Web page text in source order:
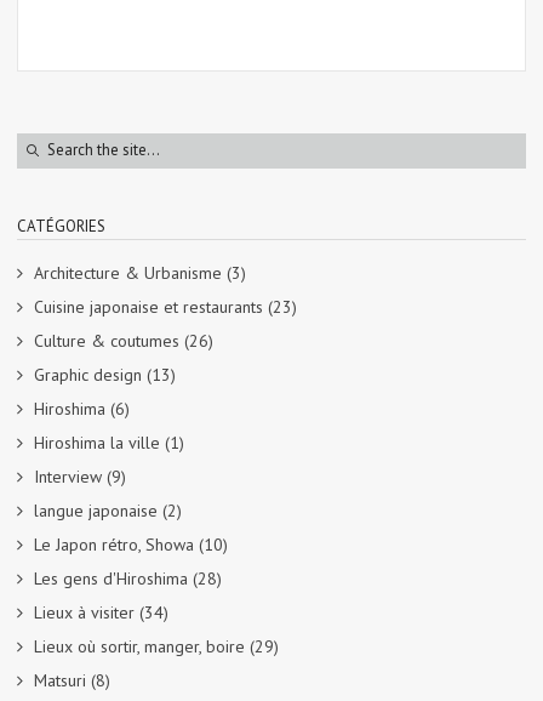
CATÉGORIES
Architecture & Urbanisme (3)
Cuisine japonaise et restaurants (23)
Culture & coutumes (26)
Graphic design (13)
Hiroshima (6)
Hiroshima la ville (1)
Interview (9)
langue japonaise (2)
Le Japon rétro, Showa (10)
Les gens d'Hiroshima (28)
Lieux à visiter (34)
Lieux où sortir, manger, boire (29)
Matsuri (8)